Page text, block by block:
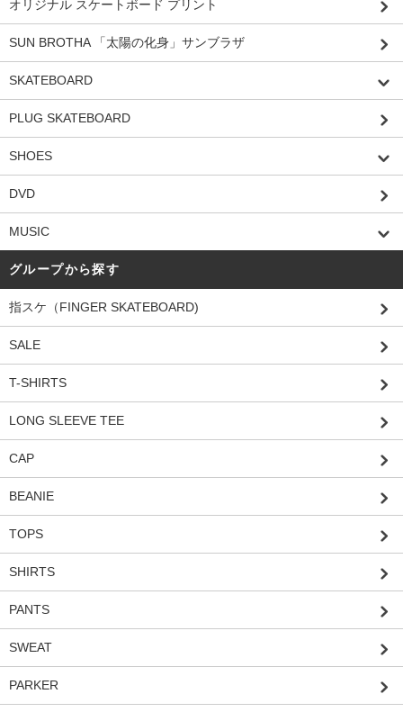
オリジナル スケートボード プリント
SUN BROTHA 「太陽の化身」サンブラザ
SKATEBOARD
PLUG SKATEBOARD
SHOES
DVD
MUSIC
グループから探す
指スケ（FINGER SKATEBOARD)
SALE
T-SHIRTS
LONG SLEEVE TEE
CAP
BEANIE
TOPS
SHIRTS
PANTS
SWEAT
PARKER